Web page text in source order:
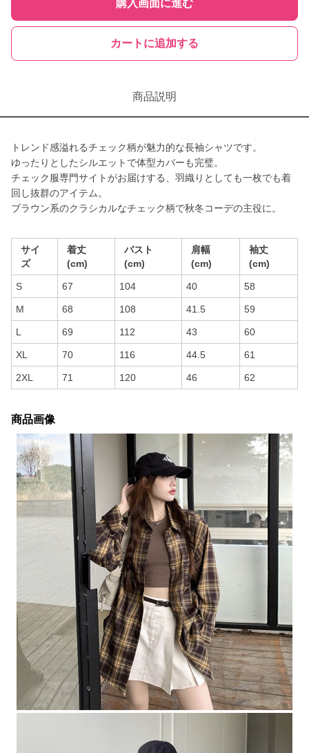
購入画面に進む
カートに追加する
商品説明
トレンド感溢れるチェック柄が魅力的な長袖シャツです。
ゆったりとしたシルエットで体型カバーも完璧。
チェック服専門サイトがお届けする、羽織りとしても一枚でも着
回し抜群のアイテム。
ブラウン系のクラシカルなチェック柄で秋冬コーデの主役に。
サイ
ズ
着丈
(cm)
バスト
(cm)
肩幅
(cm)
袖丈
(cm)
S 67 104 40 58
M 68 108 41.5 59
L 69 112 43 60
XL 70 116 44.5 61
2XL 71 120 46 62
商品画像